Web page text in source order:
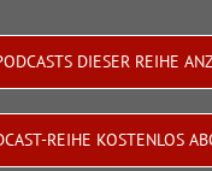
DIESER REIHE
REIHE KOSTENLOS